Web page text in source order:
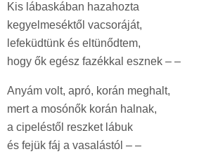
Kis lábaskában hazahozta
kegyelmeséktől vacsoráját,
lefeküdtünk és eltünődtem,
hogy ők egész fazékkal esznek – –
Anyám volt, apró, korán meghalt,
mert a mosónők korán halnak,
a cipeléstől reszket lábuk
és fejük fáj a vasalástól – –